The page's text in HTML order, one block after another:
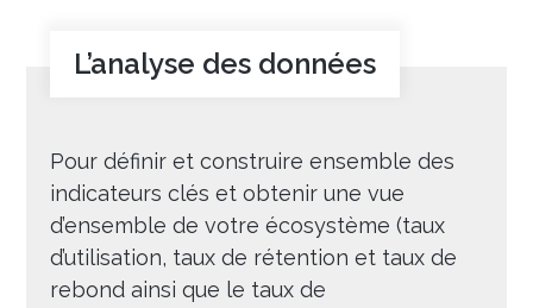
L’analyse des données
Pour définir et construire ensemble des
indicateurs clés et obtenir une vue
d’ensemble de votre écosystème (taux
d’utilisation, taux de rétention et taux de
rebond ainsi que le taux de